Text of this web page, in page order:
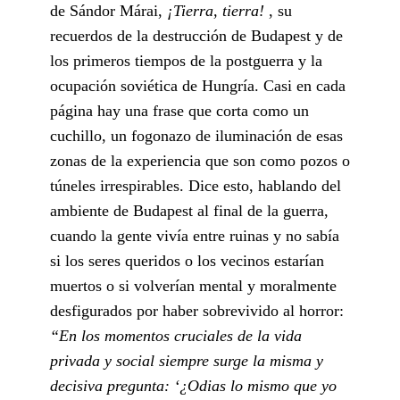
de Sándor Márai, ¡Tierra, tierra! , su
recuerdos de la destrucción de Budapest y de
los primeros tiempos de la postguerra y la
ocupación soviética de Hungría. Casi en cada
página hay una frase que corta como un
cuchillo, un fogonazo de iluminación de esas
zonas de la experiencia que son como pozos o
túneles irrespirables. Dice esto, hablando del
ambiente de Budapest al final de la guerra,
cuando la gente vivía entre ruinas y no sabía
si los seres queridos o los vecinos estarían
muertos o si volverían mental y moralmente
desfigurados por haber sobrevivido al horror:
“En los momentos cruciales de la vida
privada y social siempre surge la misma y
decisiva pregunta: ‘¿Odias lo mismo que yo